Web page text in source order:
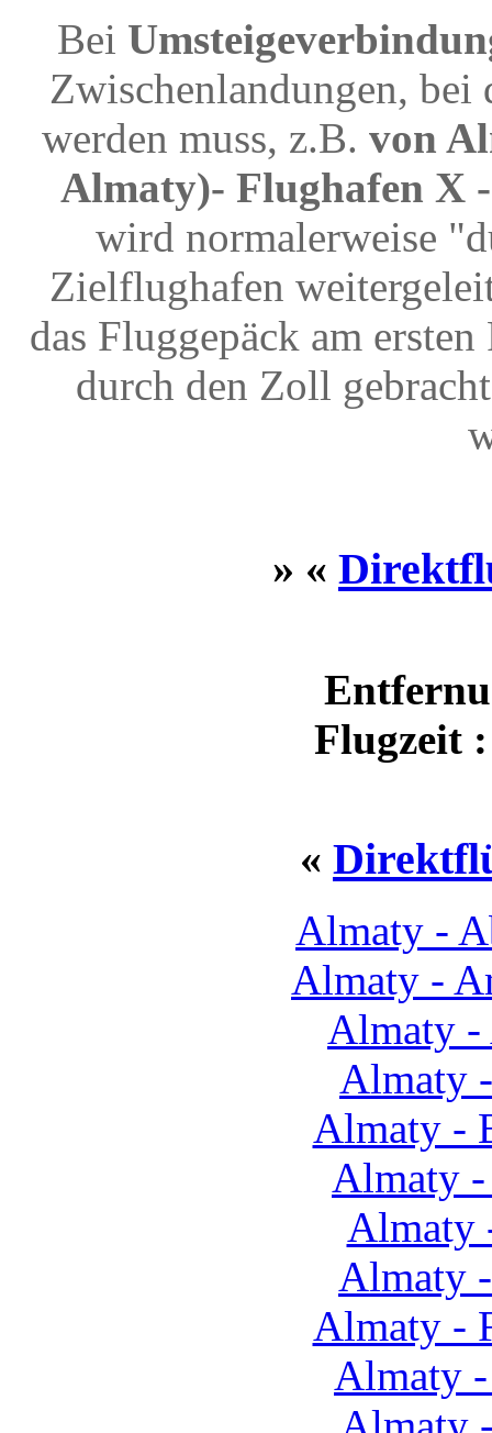
Bei
Zwischenlandungen, bei
werden muss, z.B. von
Almaty)- Flughafen X
wird normalerweise
Zielflughafen
das Fluggepäck am
durch den Zoll
» «
Flugzeit
«
Almaty -
Almaty -
Almaty
Almaty
Almaty -
Almaty
Almaty
Almaty
Almaty -
Almaty